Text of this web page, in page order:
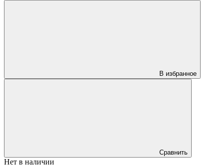
В избранное
Сравнить
Нет в наличии